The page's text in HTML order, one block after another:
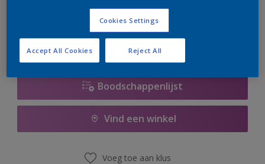
er hard aan om de voorraad aan te vullen.
Boodschappenlijst
Vind een winkel
Voeg toe aan klus
Cookies Settings
Reject All
Accept All Cookies